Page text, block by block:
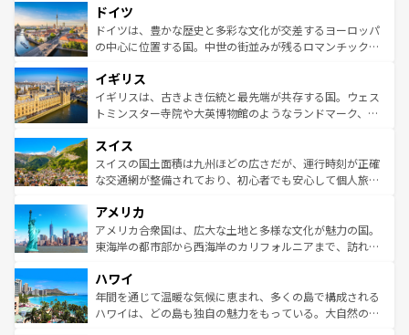
せる。地方によって風土や気候が異なるスペインはその個
性で訪れる人を魅了する。 なお、新着のスペイン情報は コ
ンテンツ一覧を参照してほしい。
で、幅広い魅力が詰まっている。華麗な宮殿、歴史的な大
聖堂、美しいビーチ、そして豊かな自然が、訪れる者を心
から魅了する。また、フランスは美食の国としても知ら
いる。シャンパンの発祥地であるランス、プロヴァンスの
香り高いラベンダー畑など、多彩な楽しみ方が可能だ。さ
らに、パリ以外の地域にも魅力が溢れており、どの街角に
れる地方に足を運ぶとそれぞれで全く異なる文化を体験で
きるだろう。 なお、新着のフランス情報はコンテンツ一覧
を参照してほしい。
ドイツ
ドイツは、豊かな歴史と多彩な文化が交差するヨーロッパ
の中心に位置する国。中世の街並みが残るロマンチック街
顔を持つこの国は、どこを歩いても飽きることがない。ベ
ルリンの文化的活気、バイエルン州のアルプスの絶景、そ
してライン川沿いのワイン畑といった風景は必見。ビール
は、お酒好きな人にはぜひ体験してほしい。 なお、新着の
ドイツ情報はコンテンツ一覧を参照してほしい。
イギリス
イギリスは、古きよき伝統と最先端が共存する国。ウェス
トミンスター寺院や大英博物館のようなランドマーク、歴
リアごとに異なる魅力がある。また、優雅なアフタヌーン
ティー、ビール好きにはたまらない英国パブ、サッカー観
戦など、本場だからこそできる体験も豊富。イギリスを旅
ンツ一覧を参照してほしい。
スイス
スイスの国土面積は九州ほどの広さだが、運行時刻が正確
な交通網が整備されており、初心者でも安心して個人旅行
の建物がそのまま残る町や、スイスならではのユニークな
博物館もあり、アルプス観光だけでなく町歩きも満喫する
ことができる。国民の所得が高いため物価も高いが、旅行
ば市内交通費無料で観光を楽しむこともできる。 なお、新
着のスイス情報はコンテンツ一覧 を参照してほしい。
アメリカ
アメリカ合衆国は、広大な土地と多様な文化が魅力の国。
東海岸の都市部から西海岸のカリフォルニアまで、訪れる
のような巨大都市は、観光、ショッピング、エンターテイ
ンメントが詰まった刺激的なスポットだ。一方、アメリカ
西部には大自然が広がり、グランドキャニオンやイエロー
ハワイ
年間を通じて温暖な気候に恵まれ、多くの島で構成される
ハワイは、どの島も独自の魅力をもっている。大自然の神